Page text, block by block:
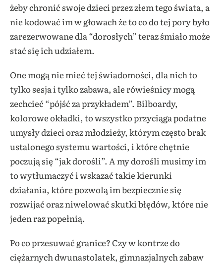
żeby chronić swoje dzieci przez złem tego świata, a
nie kodować im w głowach że to co do tej pory było
zarezerwowane dla “dorosłych” teraz śmiało może
stać się ich udziałem.
One mogą nie mieć tej świadomości, dla nich to
tylko sesja i tylko zabawa, ale rówieśnicy mogą
zechcieć “pójść za przykładem”. Bilboardy,
kolorowe okładki, to wszystko przyciąga podatne
umysły dzieci oraz młodzieży, którym często brak
ustalonego systemu wartości, i które chętnie
poczują się “jak dorośli”. A my dorośli musimy im
to wytłumaczyć i wskazać takie kierunki
działania, które pozwolą im bezpiecznie się
rozwijać oraz niwelować skutki błędów, które nie
jeden raz popełnią.
Po co przesuwać granice? Czy w kontrze do
ciężarnych dwunastolatek, gimnazjalnych zabaw